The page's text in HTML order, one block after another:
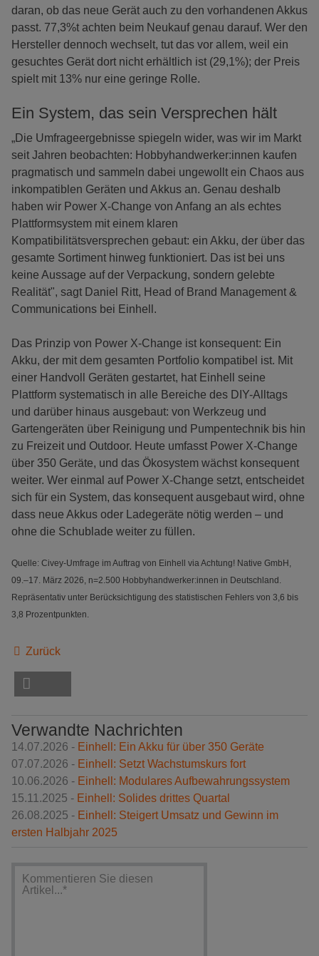
daran, ob das neue Gerät auch zu den vorhandenen Akkus
passt. 77,3%t achten beim Neukauf genau darauf. Wer den
Hersteller dennoch wechselt, tut das vor allem, weil ein
gesuchtes Gerät dort nicht erhältlich ist (29,1%); der Preis
spielt mit 13% nur eine geringe Rolle.
Ein System, das sein Versprechen hält
„Die Umfrageergebnisse spiegeln wider, was wir im Markt
seit Jahren beobachten: Hobbyhandwerker:innen kaufen
pragmatisch und sammeln dabei ungewollt ein Chaos aus
inkompatiblen Geräten und Akkus an. Genau deshalb
haben wir Power X-Change von Anfang an als echtes
Plattformsystem mit einem klaren
Kompatibilitätsversprechen gebaut: ein Akku, der über das
gesamte Sortiment hinweg funktioniert. Das ist bei uns
keine Aussage auf der Verpackung, sondern gelebte
Realität", sagt Daniel Ritt, Head of Brand Management &
Communications bei Einhell.
Das Prinzip von Power X-Change ist konsequent: Ein
Akku, der mit dem gesamten Portfolio kompatibel ist. Mit
einer Handvoll Geräten gestartet, hat Einhell seine
Plattform systematisch in alle Bereiche des DIY-Alltags
und darüber hinaus ausgebaut: von Werkzeug und
Gartengeräten über Reinigung und Pumpentechnik bis hin
zu Freizeit und Outdoor. Heute umfasst Power X-Change
über 350 Geräte, und das Ökosystem wächst konsequent
weiter. Wer einmal auf Power X-Change setzt, entscheidet
sich für ein System, das konsequent ausgebaut wird, ohne
dass neue Akkus oder Ladegeräte nötig werden – und
ohne die Schublade weiter zu füllen.
Quelle: Civey-Umfrage im Auftrag von Einhell via Achtung! Native GmbH,
09.–17. März 2026, n=2.500 Hobbyhandwerker:innen in Deutschland.
Repräsentativ unter Berücksichtigung des statistischen Fehlers von 3,6 bis
3,8 Prozentpunkten.
Zurück
Verwandte Nachrichten
14.07.2026 - Einhell: Ein Akku für über 350 Geräte
07.07.2026 - Einhell: Setzt Wachstumskurs fort
10.06.2026 - Einhell: Modulares Aufbewahrungssystem
15.11.2025 - Einhell: Solides drittes Quartal
26.08.2025 - Einhell: Steigert Umsatz und Gewinn im
ersten Halbjahr 2025